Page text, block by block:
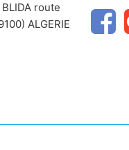
route
ALGERIE